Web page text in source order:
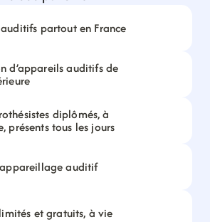
partout en France
d’appareils auditifs de
diplômés, à
présents tous les jours
auditif
et gratuits, à vie